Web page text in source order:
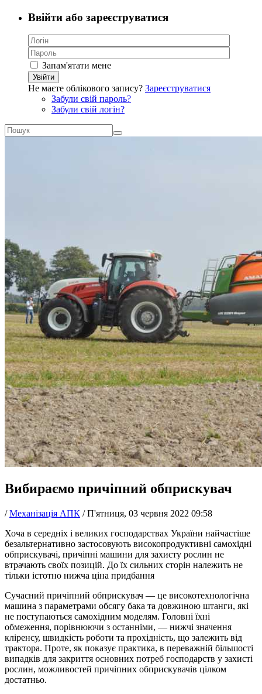
Ввійти або зареєструватися
Запам'ятати мене
Увійти
Не маєте облікового запису? Зареєструватися
Забули свій пароль?
Забули свій логін?
Вибираємо причіпний обприскувач
/ Механізація АПК /П'ятниця, 03 червня 2022 09:58
Хоча в середніх і великих господарствах України найчастіше
безальтернативно застосовують високопродуктивні самохідні
обприскувачі, причіпні машини для захисту рослин не
втрачають своїх позицій. До їх сильних сторін належить не
тільки істотно нижча ціна придбання
Сучасний причіпний обприскувач — це високотехнологічна
машина з параметрами обсягу бака та довжиною штанги, які
не поступаються самохідним моделям. Головні їхні
обмеження, порівнюючи з останніми, — нижчі значення
кліренсу, швидкість роботи та прохідність, що залежить від
трактора. Проте, як показує практика, в переважній більшості
випадків для закриття основних потреб господарств у захисті
рослин, можливостей причіпних обприскувачів цілком
достатньо.